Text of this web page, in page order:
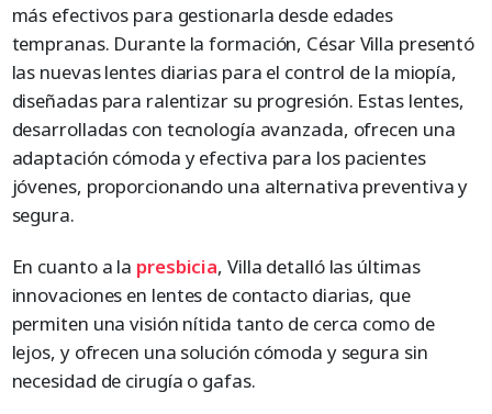
más efectivos para gestionarla desde edades
tempranas. Durante la formación, César Villa presentó
las nuevas lentes diarias para el control de la miopía,
diseñadas para ralentizar su progresión. Estas lentes,
desarrolladas con tecnología avanzada, ofrecen una
adaptación cómoda y efectiva para los pacientes
jóvenes, proporcionando una alternativa preventiva y
segura.
En cuanto a la presbicia, Villa detalló las últimas
innovaciones en lentes de contacto diarias, que
permiten una visión nítida tanto de cerca como de
lejos, y ofrecen una solución cómoda y segura sin
necesidad de cirugía o gafas.